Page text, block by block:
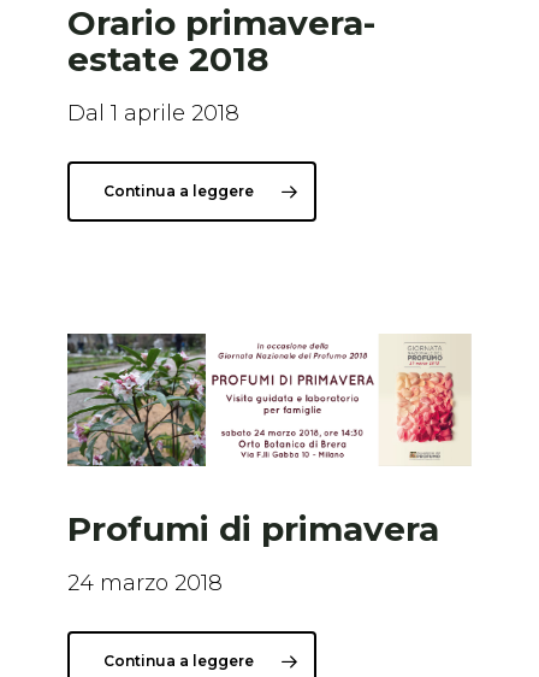
Orario primavera-
estate 2018
Dal 1 aprile 2018
Continua a leggere
Profumi di primavera
24 marzo 2018
Continua a leggere